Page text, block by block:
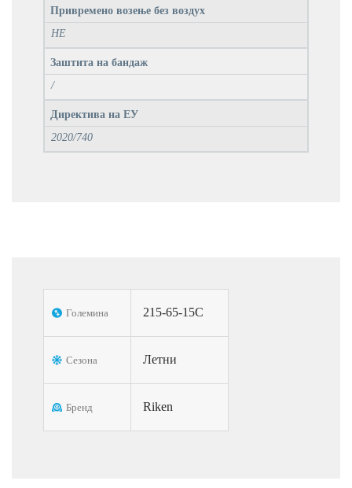
Привремено возење без воздух
НЕ
Заштита на бандаж
/
Директива на ЕУ
2020/740
Големина 215-65-15C
Сезона Летни
Бренд Riken